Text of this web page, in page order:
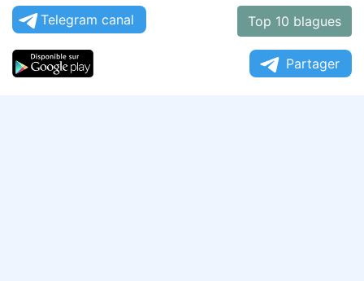
Telegram canal Top 10 blagues
Partager